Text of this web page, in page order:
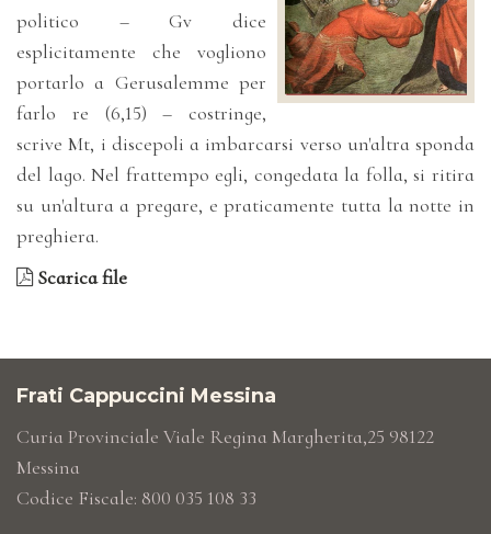
politico – Gv dice
esplicitamente che vogliono
portarlo a Gerusalemme per
farlo re (6,15) – costringe,
scrive Mt, i discepoli a imbarcarsi verso un'altra sponda
del lago. Nel frattempo egli, congedata la folla, si ritira
su un'altura a pregare, e praticamente tutta la notte in
preghiera.
Scarica file
Frati Cappuccini Messina
Curia Provinciale Viale Regina Margherita,25 98122
Messina
Codice Fiscale: 800 035 108 33